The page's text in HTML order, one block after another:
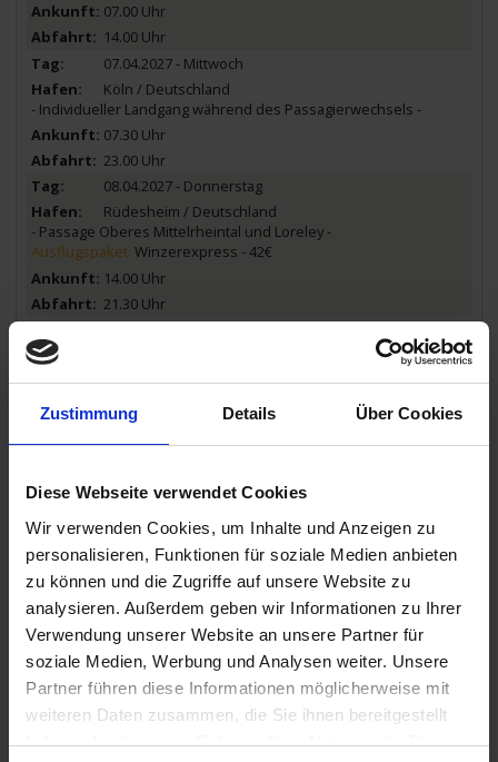
Zustimmung Details Über Cookies
Diese Webseite verwendet Cookies
Wir verwenden Cookies, um Inhalte und Anzeigen zu
personalisieren, Funktionen für soziale Medien anbieten
zu können und die Zugriffe auf unsere Website zu
analysieren. Außerdem geben wir Informationen zu Ihrer
Verwendung unserer Website an unsere Partner für
soziale Medien, Werbung und Analysen weiter. Unsere
Partner führen diese Informationen möglicherweise mit
weiteren Daten zusammen, die Sie ihnen bereitgestellt
haben oder die sie im Rahmen Ihrer Nutzung der Dienste
07.00 Uhr
14.00 Uhr
07.04.2027 - Mittwoch
Köln / Deutschland
- Individueller Landgang während des Passagierwechsels -
07.30 Uhr
23.00 Uhr
08.04.2027 - Donnerstag
Rüdesheim / Deutschland
- Passage Oberes Mittelrheintal und Loreley -
Ausflugspaket: Winzerexpress - 42€
14.00 Uhr
21.30 Uhr
09.00 Uhr
20.30 Uhr
Straßburg / Frankreich
Ausflugspaket:
Stadtbesichtigung - 56€
08.00 Uhr
14.00 Uhr
11.04.2027 - Sonntag
Basel / Schweiz
Ausflug: Kleine Schweiz-Rundreise - 130€
08.00 Uhr
18.00 Uhr
12.04.2027 - Montag
Breisach / Deutschland